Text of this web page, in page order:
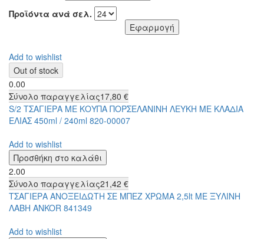
Προϊόντα ανά σελ.
Add to wishlist
0.00
Σύνολο παραγγελίας17,80 €
S/2 ΤΣΑΓΙΕΡΑ ΜΕ ΚΟΥΠΑ ΠΟΡΣΕΛΑΝΙΝΗ ΛΕΥΚΗ ΜΕ ΚΛΑΔΙΑ
ΕΛΙΑΣ 450ml / 240ml 820-00007
Add to wishlist
2.00
Σύνολο παραγγελίας21,42 €
ΤΣΑΓΙΕΡΑ ΑΝΟΞΕΙΔΩΤΗ ΣΕ ΜΠΕΖ ΧΡΩΜΑ 2,5lt ΜΕ ΞΥΛΙΝΗ
ΛΑΒΗ ANKOR 841349
Add to wishlist